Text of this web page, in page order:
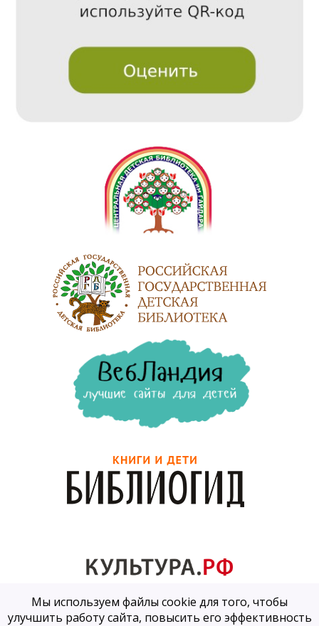
Мы используем файлы cookie для того, чтобы
улучшить работу сайта, повысить его эффективность